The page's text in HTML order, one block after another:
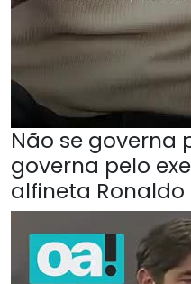
Não se governa
governa pelo
alfineta